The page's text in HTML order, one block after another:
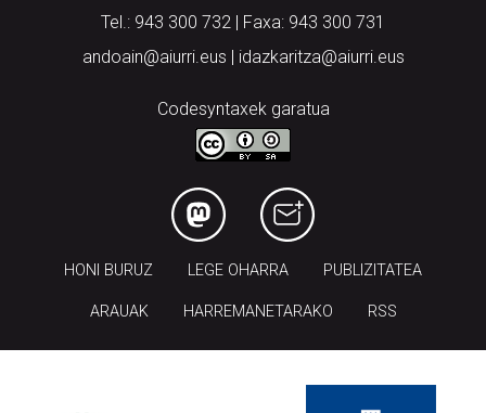
Tel.: 943 300 732 | Faxa: 943 300 731
andoain@aiurri.eus | idazkaritza@aiurri.eus
Codesyntaxek garatua
HONI BURUZ LEGE OHARRA PUBLIZITATEA
ARAUAK HARREMANETARAKO RSS